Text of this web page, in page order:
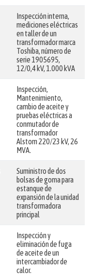
Inspección interna,
mediciones eléctricas
en taller de un
transformador marca
Toshiba, número de
serie 1905695,
12/0,4 kV, 1.000 kVA
Inspección,
Mantenimiento,
cambio de aceite y
pruebas eléctricas a
conmutador de
transformador
Alstom 220/23 kV, 26
MVA.
Suministro de dos
bolsas de goma para
estanque de
expansión de la unidad
transformadora
principal
Inspección y
eliminación de fuga
de aceite de un
intercambiador de
calor.